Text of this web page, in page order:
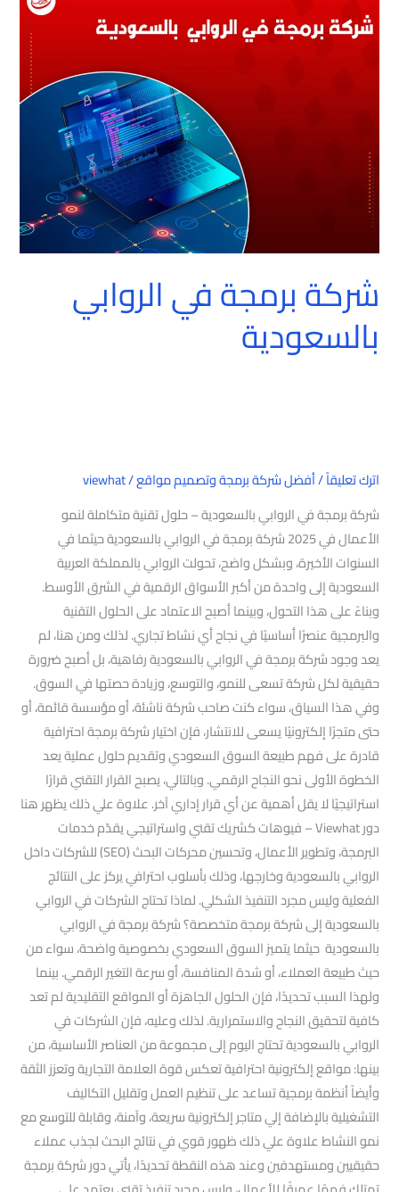
شركة برمجة في الروابي
بالسعودية
اترك تعليقاً/أفضل شركة برمجة وتصميم مواقع/
viewhat
شركة برمجة في الروابي بالسعودية – حلول تقنية متكاملة لنمو
الأعمال في 2025 شركة برمجة في الروابي بالسعودية حيثما في
السنوات الأخيرة، وبشكل واضح، تحولت الروابي بالمملكة العربية
السعودية إلى واحدة من أكبر الأسواق الرقمية في الشرق الأوسط.
وبناءً على هذا التحول، وبينما أصبح الاعتماد على الحلول التقنية
والبرمجية عنصرًا أساسيًا في نجاح أي نشاط تجاري. لذلك ومن هنا، لم
يعد وجود شركة برمجة في الروابي بالسعودية رفاهية، بل أصبح ضرورة
حقيقية لكل شركة تسعى للنمو، والتوسع، وزيادة حصتها في السوق.
وفي هذا السياق، سواء كنت صاحب شركة ناشئة، أو مؤسسة قائمة، أو
حتى متجرًا إلكترونيًا يسعى للانتشار، فإن اختيار شركة برمجة احترافية
قادرة على فهم طبيعة السوق السعودي وتقديم حلول عملية يعد
الخطوة الأولى نحو النجاح الرقمي. وبالتالي، يصبح القرار التقني قرارًا
استراتيجيًا لا يقل أهمية عن أي قرار إداري آخر. علاوة علي ذلك يظهر هنا
دور Viewhat – فيوهات كشريك تقني واستراتيجي يقدّم خدمات
البرمجة، وتطوير الأعمال، وتحسين محركات البحث (SEO) للشركات داخل
الروابي بالسعودية وخارجها، وذلك بأسلوب احترافي يركز على النتائج
الفعلية وليس مجرد التنفيذ الشكلي. لماذا تحتاج الشركات في الروابي
بالسعودية إلى شركة برمجة متخصصة؟ شركة برمجة في الروابي
بالسعودية حيثما يتميز السوق السعودي بخصوصية واضحة، سواء من
حيث طبيعة العملاء، أو شدة المنافسة، أو سرعة التغير الرقمي. بينما
ولهذا السبب تحديدًا، فإن الحلول الجاهزة أو المواقع التقليدية لم تعد
كافية لتحقيق النجاح والاستمرارية. لذلك وعليه، فإن الشركات في
الروابي بالسعودية تحتاج اليوم إلى مجموعة من العناصر الأساسية، من
بينها: مواقع إلكترونية احترافية تعكس قوة العلامة التجارية وتعزز الثقة
وأيضاً أنظمة برمجية تساعد على تنظيم العمل وتقليل التكاليف
التشغيلية بالإضافة إلي متاجر إلكترونية سريعة، وآمنة، وقابلة للتوسع مع
نمو النشاط علاوة علي ذلك ظهور قوي في نتائج البحث لجذب عملاء
حقيقيين ومستهدفين وعند هذه النقطة تحديدًا، يأتي دور شركة برمجة
برمجة
في
الروابي